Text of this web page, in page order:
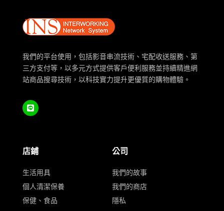
我們的平台使用，包括影音串流技術、宅配收送服務、第
三方支付等，以多元方式提供客戶便利服務並持續精進網
站商品搜尋技術，以科技實力提升更優質的購物體驗。
店鋪
生活用具
個人清潔保養
保健、食品
公司
我們的故事
我們的商店
隱私